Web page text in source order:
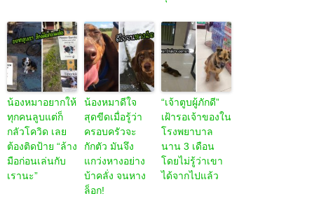
น้องหมาอยากให้
ทุกคนลูบแต่ก็
กลัวโควิด เลย
ต้องติดป้าย “ล้าง
มือก่อนเล่นกับ
เรานะ”
น้องหมาดีใจ
สุดขีดเมื่อรู้ว่า
ครอบครัวจะ
กักตัว มันจึง
แกว่งหางอย่าง
บ้าคลั่ง จนหาง
ล็อก!
“เจ้าตูบผู้ภักดี”
เฝ้ารอเจ้าของใน
โรงพยาบาล
นาน 3 เดือน
โดยไม่รู้ว่าเขา
ได้จากไปแล้ว